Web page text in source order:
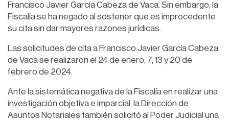
Francisco Javier García Cabeza de Vaca. Sin embargo, la
Fiscalía se ha negado al sostener que es improcedente
su cita sin dar mayores razones jurídicas.
Las solicitudes de cita a Francisco Javier García Cabeza
de Vaca se realizaron el 24 de enero, 7, 13 y 20 de
febrero de 2024.
Ante la sistemática negativa de la Fiscalía en realizar una
investigación objetiva e imparcial, la Dirección de
Asuntos Notariales también solicitó al Poder Judicial una